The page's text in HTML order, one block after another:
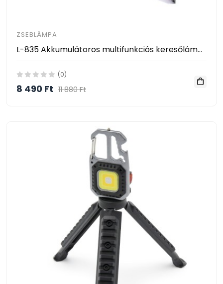
ZSEBLÁMPA
L-835 Akkumulátoros multifunkciós keresőlámpa – 30W
(0)
8 490 Ft 11 880 Ft